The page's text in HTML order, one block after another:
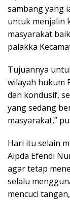
sambang yang
untuk menjalin
masyarakat
palakka
Tujuannya
wilayah hukum
dan kondusif,
yang sedang
masyarakat,”
Hari itu selain
Aipda Efendi
agar tetap
selalu
mencuci